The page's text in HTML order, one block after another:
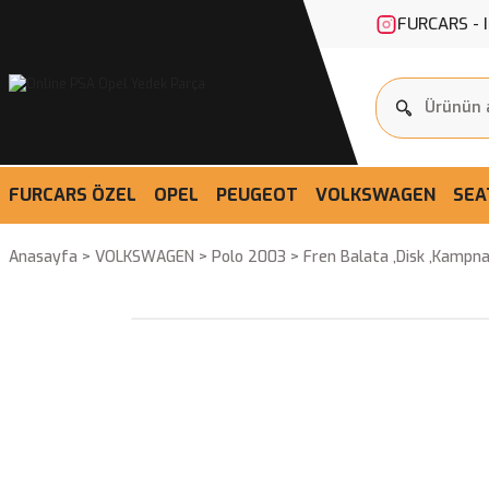
FURCARS
FURCARS ÖZEL OPEL PEUGEOT VOLKSWAGEN
Anasayfa VOLKSWAGEN Polo 2003 Fren Balata ,Disk